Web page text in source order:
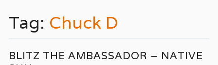
Tag: Chuck D
BLITZ THE AMBASSADOR – NATIVE